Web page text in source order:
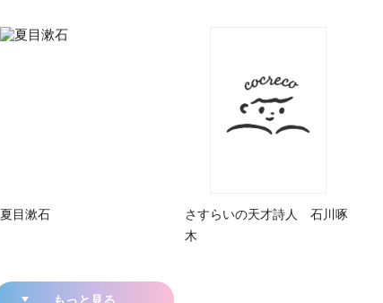
夏目漱石
さすらいの天才詩人 石川啄
木